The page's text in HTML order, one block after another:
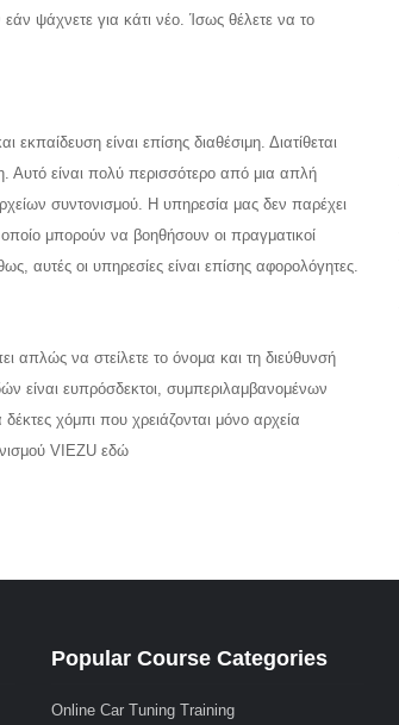
ψάχνετε για κάτι νέο. Ίσως θέλετε να το
είναι επίσης διαθέσιμη. Διατίθεται
Αυτό είναι πολύ περισσότερο από μια απλή
συντονισμού. Η υπηρεσία μας δεν παρέχει
μπορούν να βοηθήσουν οι πραγματικοί
αυτές οι υπηρεσίες είναι επίσης αφορολόγητες.
απλώς να στείλετε το όνομα και τη διεύθυνσή
είναι ευπρόσδεκτοι, συμπεριλαμβανομένων
χόμπι που χρειάζονται μόνο αρχεία
VIEZU εδώ
Popular Course Categories
Online Car Tuning Training